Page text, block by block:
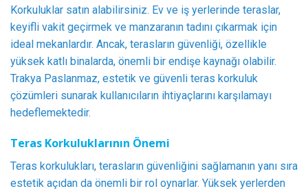
Korkuluklar satın alabilirsiniz. Ev ve iş yerlerinde teraslar,
keyifli vakit geçirmek ve manzaranın tadını çıkarmak için
ideal mekanlardır. Ancak, terasların güvenliği, özellikle
yüksek katlı binalarda, önemli bir endişe kaynağı olabilir.
Trakya Paslanmaz, estetik ve güvenli teras korkuluk
çözümleri sunarak kullanıcıların ihtiyaçlarını karşılamayı
hedeflemektedir.
Teras Korkuluklarının Önemi
Teras korkulukları, terasların güvenliğini sağlamanın yanı sıra
estetik açıdan da önemli bir rol oynarlar. Yüksek yerlerden